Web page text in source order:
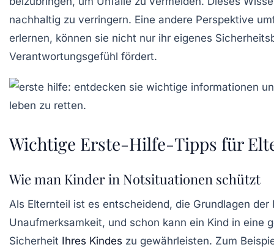
nachhaltig zu verringern. Eine andere Perspektive
erlernen, können sie nicht nur ihr eigenes
Verantwortungsgefühl fördert.
Wichtige Erste-Hilfe-Tipps für
Wie man Kinder in Notsituationen schützt
Als Elternteil ist es entscheidend, die Grundlagen der
Unaufmerksamkeit, und schon kann ein Kind in eine
Sicherheit Ihres Kindes zu gewährleisten. Zum